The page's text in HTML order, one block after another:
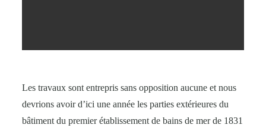
Les travaux sont entrepris sans opposition aucune et nous
devrions avoir d’ici une année les parties extérieures du
bâtiment du premier établissement de bains de mer de 1831